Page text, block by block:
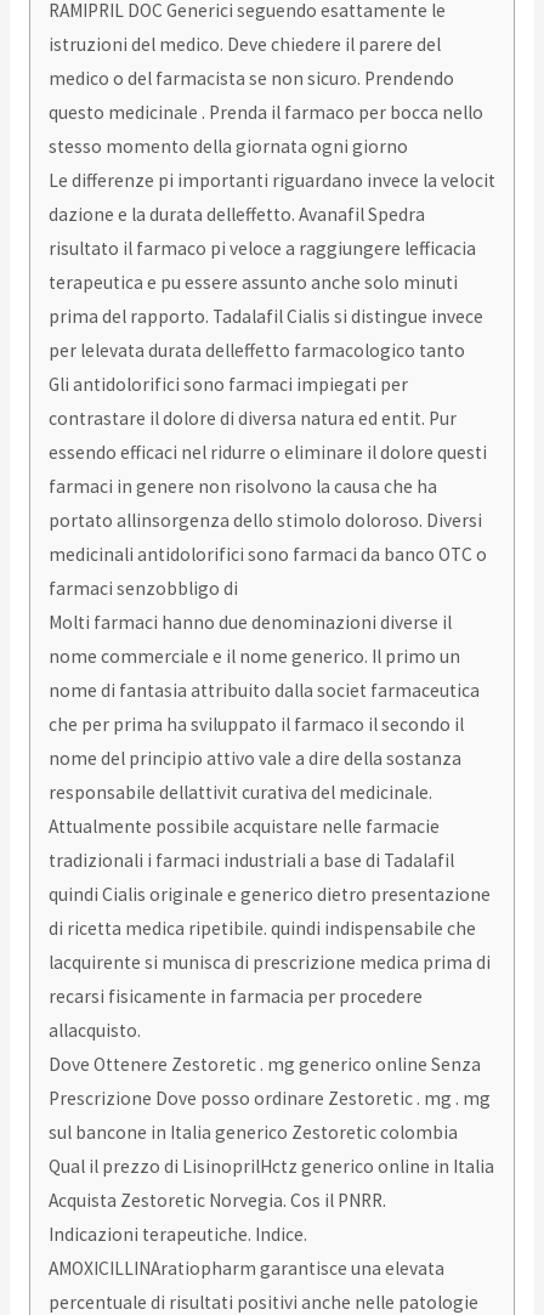
RAMIPRIL DOC Generici seguendo esattamente le
istruzioni del medico. Deve chiedere il parere del
medico o del farmacista se non sicuro. Prendendo
questo medicinale . Prenda il farmaco per bocca nello
stesso momento della giornata ogni giorno
Le differenze pi importanti riguardano invece la velocit
dazione e la durata delleffetto. Avanafil Spedra
risultato il farmaco pi veloce a raggiungere lefficacia
terapeutica e pu essere assunto anche solo minuti
prima del rapporto. Tadalafil Cialis si distingue invece
per lelevata durata delleffetto farmacologico tanto
Gli antidolorifici sono farmaci impiegati per
contrastare il dolore di diversa natura ed entit. Pur
essendo efficaci nel ridurre o eliminare il dolore questi
farmaci in genere non risolvono la causa che ha
portato allinsorgenza dello stimolo doloroso. Diversi
medicinali antidolorifici sono farmaci da banco OTC o
farmaci senzobbligo di
Molti farmaci hanno due denominazioni diverse il
nome commerciale e il nome generico. Il primo un
nome di fantasia attribuito dalla societ farmaceutica
che per prima ha sviluppato il farmaco il secondo il
nome del principio attivo vale a dire della sostanza
responsabile dellattivit curativa del medicinale.
Attualmente possibile acquistare nelle farmacie
tradizionali i farmaci industriali a base di Tadalafil
quindi Cialis originale e generico dietro presentazione
di ricetta medica ripetibile. quindi indispensabile che
lacquirente si munisca di prescrizione medica prima di
recarsi fisicamente in farmacia per procedere
allacquisto.
Dove Ottenere Zestoretic . mg generico online Senza
Prescrizione Dove posso ordinare Zestoretic . mg . mg
sul bancone in Italia generico Zestoretic colombia
Qual il prezzo di LisinoprilHctz generico online in Italia
Acquista Zestoretic Norvegia. Cos il PNRR.
Indicazioni terapeutiche. Indice.
AMOXICILLINAratiopharm garantisce una elevata
percentuale di risultati positivi anche nelle patologie